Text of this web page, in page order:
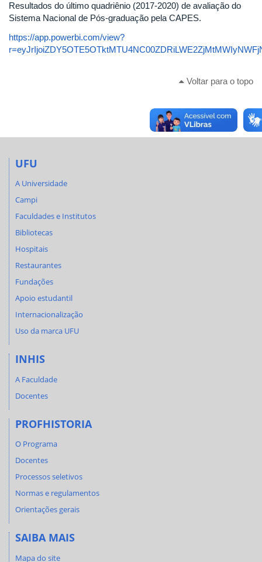
Resultados do último quadriênio (2017-2020) de avaliação do
Sistema Nacional de Pós-graduação pela CAPES.
https://app.powerbi.com/view?
Voltar para o topo
UFU
A Universidade
Campi
Faculdades e Institutos
Bibliotecas
Hospitais
Restaurantes
Fundações
Apoio estudantil
Internacionalização
Uso da marca UFU
INHIS
A Faculdade
Docentes
PROFHISTORIA
O Programa
Docentes
Processos seletivos
Normas e regulamentos
Orientações gerais
SAIBA MAIS
Mapa do site